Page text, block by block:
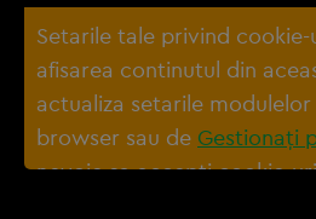
Setarile tale privind
afisarea continutul din
actualiza setarile
browser sau de Gestionați
nevoie sa accepti cookie-